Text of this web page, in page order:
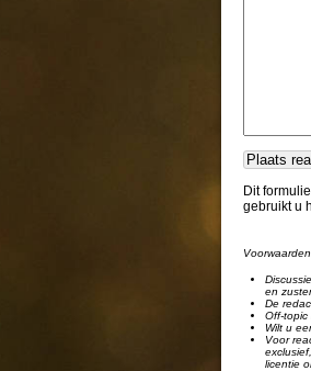
Dit
gebruikt u
en
De
Off-topic
Wilt u
Voor
licentie